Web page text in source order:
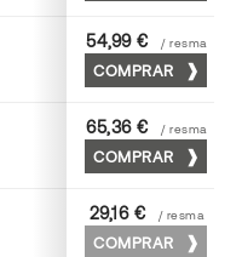
65 x 90
54,99 € / resma
COMPRAR
70 x 100
65,36 € / resma
COMPRAR
45 x 64
29,16 € / resma
COMPRAR